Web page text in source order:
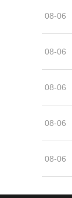
08-06
08-06
08-06
08-06
08-06